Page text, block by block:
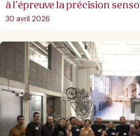
à l’épreuve la précision
30 avril 2026